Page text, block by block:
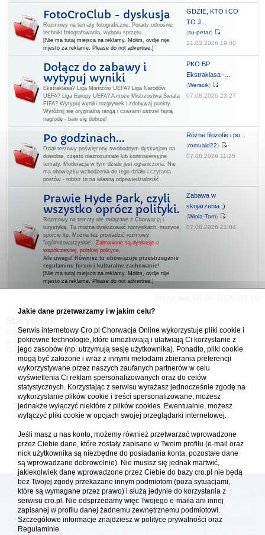
FotoCroClub - dyskusja
Rozmowy na tematy fotograficzne. Porady odnośnie
techniki fotografowania, wyboru sprzętu.
[Nie ma tutaj miejsca na reklamy. Molim, ovdje nije
mjesto za reklame. Please do not advertise.]
GDZIE, KTO i CO
TO J...
(su-petar)
21.03.2026 19:00
Dołącz do zabawy i
wytypuj wyniki
Ekstraklasa? Liga Mistrzów UEFA? Liga Narodów
UEFA? Liga Europy UEFA? A może Mistrzostwa Świata
FIFA? Wytypuj wyniki rozgrywek i zdobywaj punkty.
Wyróżnij się oryginalną rangą i czasami ustrzel fajną
nagrodę - baw się dobrze!
PKO BP
Ekstraklasa -...
(Werscik)
07.08.2026 23:27
Po godzinach...
Dział testowy poświęcony swobodnym dyskusjom na
dowolne, często niezrozumiałe lub kontrowersyjne
tematy. Moderacja w tym dziale jest ograniczona. Nie
ma obowiązku wchodzenia do tego działu i czytania
postów - robisz to na własną odpowiedzialność.
Różne filozofie i po...
(romuald22)
07.08.2026 11:25
Prawie Hyde Park, czyli
wszystko oprócz polityki.
Rozmowy na tematy nie związane z Chorwacją i
turystyką. Tu można dyskutować rozrywkach, muzyce,
sporcie itp. Można też prowadzić rozmowy
"ogólnotowarzyskie". Zabronione są dyskusje o
współczesnej, polskiej polityce.
Ale uwaga! Również tu obowiązuje przestrzeganie
regulaminu forum i kulturalne zachowanie!
[Nie ma tutaj miejsca na reklamy. Molim, ovdje nije
mjesto za reklame. Please do not advertise.]
Zabawa w
skojarzenia ;)
(Wiola-Tom)
07.08.2026 21:04
Cro.pl przegląda102użytkowników :: 5 zidentyfikowanych, 0 ukrytych i 97
gości (dane z ostatnich 3 minut)
Najwięcej użytkowników online ( 5542) było 21.04.2026 01:12
Forum Chorwacja Online - Cro.pl
Usuń ciasteczka• Strefa czasowa: UTC + 1 (Polska - czas zimowy) [ DST
[reklama ] [
Platforma cro.pl© Chorwacja online™ wykorzystuje cookies do prawidłowego działania, te pliki
gromadzą na Twoim komputerze dane ułatwiające korzystanie z serwisu; więcej informacji w
Redakcja platformy cro.pl© Chorwacja online™ nie odpowiada za treści zamieszczone przez
użytkowników. Korzystanie z serwisu oznacza akceptację regulaminu. Serwis ma charakter
Jakie dane przetwarzamy i w jakim celu?
Serwis internetowy Cro.pl Chorwacja Online wykorzystuje pliki cookie i
pokrewne technologie, które umożliwiają i ułatwiają Ci korzystanie z
jego zasobów (np. utrzymują sesję użytkownika). Ponadto, pliki cookie
mogą być założone i wraz z innymi metodami zbierania preferencji
wykorzystywane przez naszych zaufanych partnerów w celu
wyświetlenia Ci reklam spersonalizowanych oraz do celów
statystycznych. Korzystając z serwisu wyrażasz jednocześnie zgodę na
wykorzystanie plików cookie i treści spersonalizowane, możesz
jednakże wyłączyć niektóre z plików cookies. Ewentualnie, możesz
wyłączyć pliki cookie w opcjach swojej przeglądarki internetowej.
Jeśli masz u nas konto, możemy również przetwarzać wprowadzone
przez Ciebie dane, które zostały zapisane w Twoim profilu (e-mail oraz
nick użytkownika są niezbędne do posiadania konta, pozostałe dane
są wprowadzane dobrowolnie). Nie musisz się jednak martwić,
jakiekolwiek dane wprowadzone przez Ciebie do bazy cro.pl nie będą
bez Twojej zgody przekazane innym podmiotom (poza sytuacjami,
które są wymagane przez prawo) i służą jedynie do korzystania z
serwisu cro.pl. Nie odsprzedamy więc Twojego e-maila ani innej
zapisanej w profilu danej żadnemu zewnętrznemu podmiotowi.
Szczegółowe informacje znajdziesz w polityce prywatności oraz
Regulaminie.